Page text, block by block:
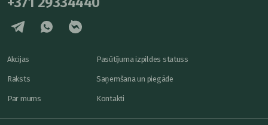
Akcijas
Raksts
Par mums
Pasūtījuma izpildes statuss
Saņemšana un piegāde
Kontakti